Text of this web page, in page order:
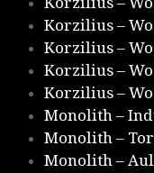
Korzilius –
Korzilius –
Korzilius –
Korzilius –
Monolith –
Monolith –
Monolith –